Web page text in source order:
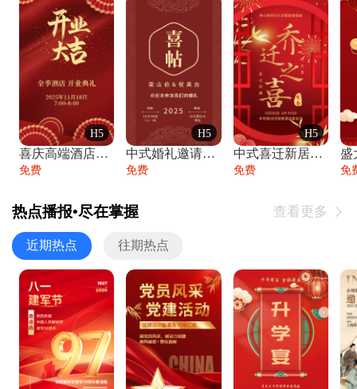
H5
喜庆高端酒店开业大吉邀请函
免费
H5
中式婚礼邀请函中国风传统复古婚礼请柬请帖
免费
H5
中式喜迁新居乔迁之喜邀请函宴会请帖
免费 免
热点播报•尽在掌握 查看更多 
近期热点 往期热点